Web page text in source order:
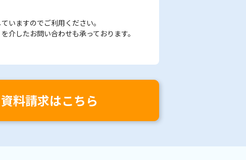
いますのでご利用ください。
したお問い合わせも承っております。
資料請求はこちら